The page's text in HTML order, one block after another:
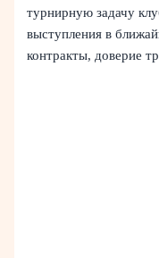
турнирную задачу
выступления в
контракты, доверие